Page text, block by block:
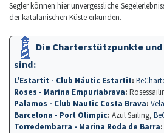
Segler können hier unvergessliche
der katalanischen Küste erkunden.
Die Charterstützpunkte
sind:
L'Estartit - Club Náutic Estartit:
Roses - Marina Empuriabrava:
Palamos - Club Nautic Costa Brava:
Barcelona - Port Olimpic: Azul Sailing,
Torredembarra - Marina Roda de Barra: